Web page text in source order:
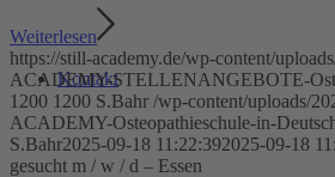
Kontakt
Weiterlesen
https://still-academy.de/wp-content/
ACADEMY-STELLENANGEBOTE-
1200 1200 S.Bahr /wp-content/uploads/
ACADEMY-Osteopathieschule-in-
S.Bahr2025-09-18 11:22:392025-09-18
gesucht m / w / d – Essen